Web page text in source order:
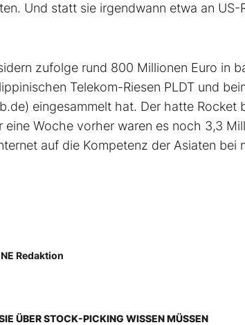
Und statt sie irgendwann etwa an
zufolge rund 800 Millionen Euro in
Telekom-Riesen PLDT und
eingesammelt hat. Der hatte
eine Woche vorher waren es noch 3,3
auf die Kompetenz der Asiaten
Redaktion
ÜBER STOCK-PICKING WISSEN MÜSSEN